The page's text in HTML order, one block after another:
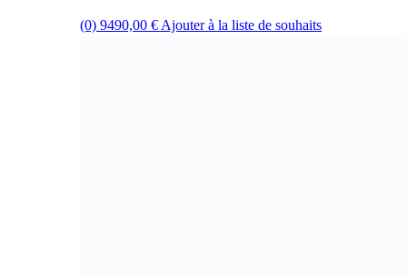
(0) 9490,00 € Ajouter à la liste de souhaits